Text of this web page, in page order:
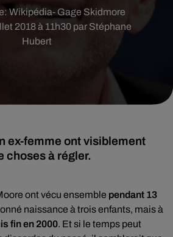
2018 à 11h30 par Stéphane
Hubert
Wikipédia- Gage Skidmore
ex-femme ont visiblement
choses à régler.
ont vécu ensemble pendant 13
naissance à trois enfants, mais à
fin en 2000. Et si le temps peut